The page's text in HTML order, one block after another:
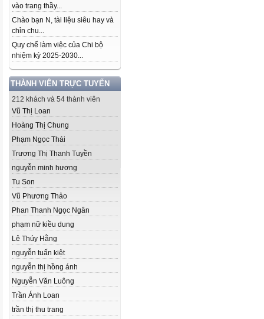
vào trang thầy...
Chào bạn N, tài liệu siêu hay và
chỉn chu...
Quy chế làm việc của Chi bộ
nhiệm kỳ 2025-2030...
THÀNH VIÊN TRỰC TUYẾN
212 khách và 54 thành viên
Vũ Thị Loan
Hoàng Thị Chung
Phạm Ngọc Thái
Trương Thị Thanh Tuyền
nguyễn minh hương
Tu Son
Vũ Phương Thảo
Phan Thanh Ngọc Ngân
phạm nữ kiều dung
Lê Thúy Hằng
nguyễn tuấn kiệt
nguyễn thị hồng ánh
Nguyễn Văn Luông
Trần Ánh Loan
trần thị thu trang